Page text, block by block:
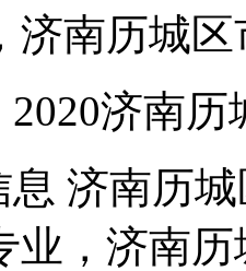
济南历城
济南
息 济南历
业，济南